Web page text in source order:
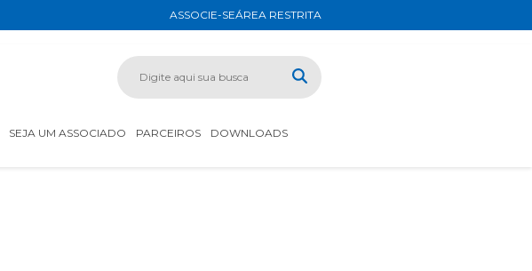
ASSOCIE-SEÁREA RESTRITA
SEJA UM ASSOCIADO PARCEIROS
DOWNLOADS